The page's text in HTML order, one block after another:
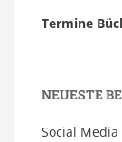
Termine
NEUESTE
Social